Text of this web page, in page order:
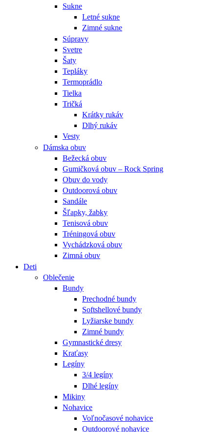
Sukne
Letné sukne
Zimné sukne
Súpravy
Svetre
Šaty
Tepláky
Termoprádlo
Tielka
Tričká
Krátky rukáv
Dlhý rukáv
Vesty
Dámska obuv
Bežecká obuv
Gumičková obuv – Rock Spring
Obuv do vody
Outdoorová obuv
Sandále
Šľapky, žabky
Tenisová obuv
Tréningová obuv
Vychádzková obuv
Zimná obuv
Deti
Oblečenie
Bundy
Prechodné bundy
Softshellové bundy
Lyžiarske bundy
Zimné bundy
Gymnastické dresy
Kraťasy
Legíny
3/4 legíny
Dlhé legíny
Mikiny
Nohavice
Voľnočasové nohavice
Outdoorové nohavice